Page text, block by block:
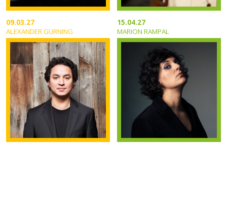
09.03.27
ALEXANDER GURNING
15.04.27
MARION RAMPAL